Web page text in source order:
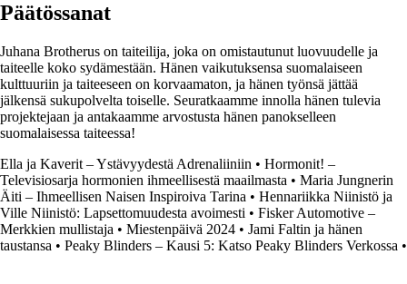
Päätössanat
Juhana Brotherus on taiteilija, joka on omistautunut luovuudelle ja
taiteelle koko sydämestään. Hänen vaikutuksensa suomalaiseen
kulttuuriin ja taiteeseen on korvaamaton, ja hänen työnsä jättää
jälkensä sukupolvelta toiselle. Seuratkaamme innolla hänen tulevia
projektejaan ja antakaamme arvostusta hänen panokselleen
suomalaisessa taiteessa!
Ella ja Kaverit – Ystävyydestä Adrenaliiniin • Hormonit! –
Televisiosarja hormonien ihmeellisestä maailmasta • Maria Jungnerin
Äiti – Ihmeellisen Naisen Inspiroiva Tarina • Hennariikka Niinistö ja
Ville Niinistö: Lapsettomuudesta avoimesti • Fisker Automotive –
Merkkien mullistaja • Miestenpäivä 2024 • Jami Faltin ja hänen
taustansa • Peaky Blinders – Kausi 5: Katso Peaky Blinders Verkossa •